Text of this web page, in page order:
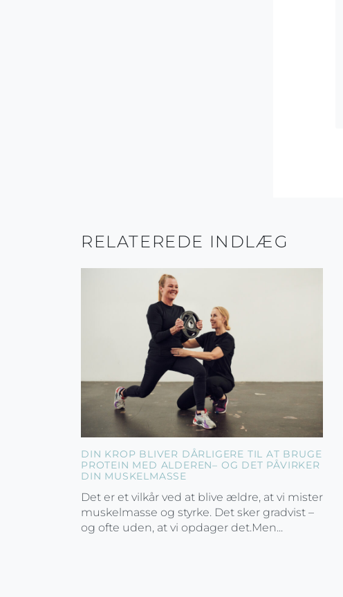
RELATEREDE INDLÆG
DIN KROP BLIVER DÅRLIGERE TIL AT BRUGE
PROTEIN MED ALDEREN– OG DET PÅVIRKER
DIN MUSKELMASSE
Det er et vilkår ved at blive ældre, at vi mister
muskelmasse og styrke. Det sker gradvist –
og ofte uden, at vi opdager det.Men...